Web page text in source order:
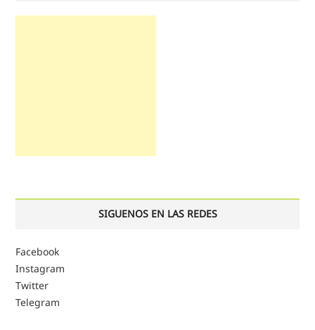
SIGUENOS EN LAS REDES
Facebook
Instagram
Twitter
Telegram